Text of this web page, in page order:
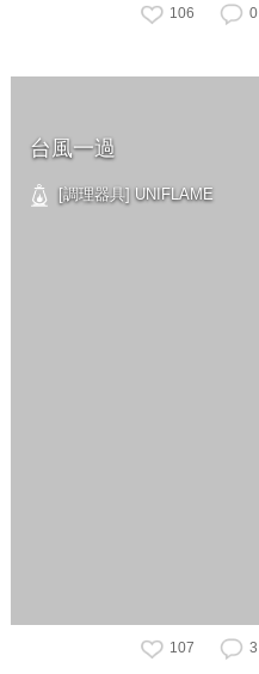
106 0
台風一過
[調理器具] UNIFLAME
107 3